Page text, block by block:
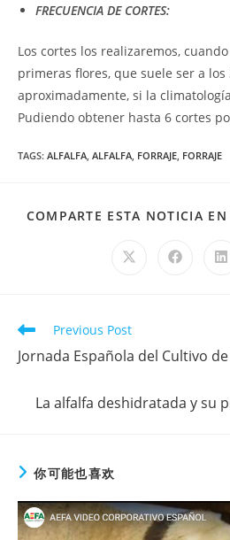
FRECUENCIA DE CORTES:
Los cortes los realizaremos,
primeras flores, que suele ser a los
aproximadamente, si la
Pudiendo obtener hasta 6 cortes
TAGS: ALFALFA ALFALFA FORRAJE FORRAJE
COMPARTE ESTA NOTICIA
Opens
Opens
Read
articles
Previous Post
Jornada Española del Cultivo
La alfalfa deshidratada y su
你可能也喜欢